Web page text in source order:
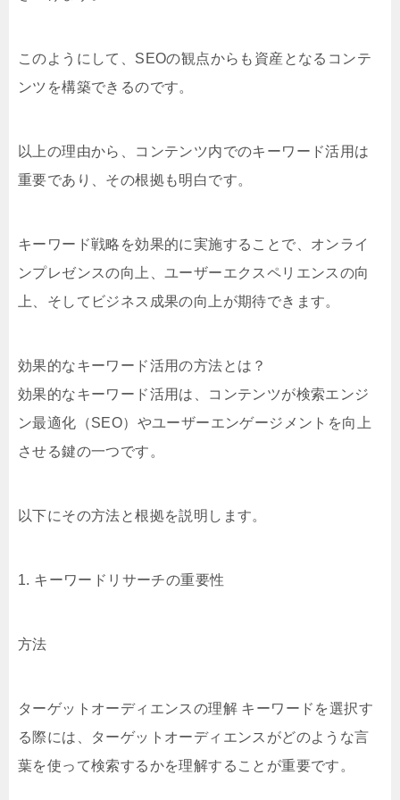
このようにして、SEOの観点からも資産となるコンテ
ンツを構築できるのです。
以上の理由から、コンテンツ内でのキーワード活用は
重要であり、その根拠も明白です。
キーワード戦略を効果的に実施することで、オンライ
ンプレゼンスの向上、ユーザーエクスペリエンスの向
上、そしてビジネス成果の向上が期待できます。
効果的なキーワード活用の方法とは？
効果的なキーワード活用は、コンテンツが検索エンジ
ン最適化（SEO）やユーザーエンゲージメントを向上
させる鍵の一つです。
以下にその方法と根拠を説明します。
1. キーワードリサーチの重要性
方法
ターゲットオーディエンスの理解 キーワードを選択す
る際には、ターゲットオーディエンスがどのような言
葉を使って検索するかを理解することが重要です。